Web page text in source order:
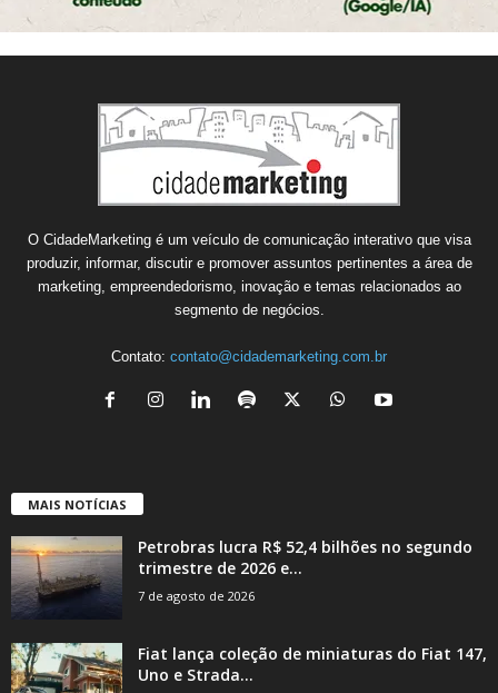
O CidadeMarketing é um veículo de comunicação interativo que visa
produzir, informar, discutir e promover assuntos pertinentes a área de
marketing, empreendedorismo, inovação e temas relacionados ao
segmento de negócios.
Contato: contato@cidademarketing.com.br
MAIS NOTÍCIAS
Petrobras lucra R$ 52,4 bilhões no segundo
trimestre de 2026 e...
7 de agosto de 2026
Fiat lança coleção de miniaturas do Fiat 147,
Uno e Strada...